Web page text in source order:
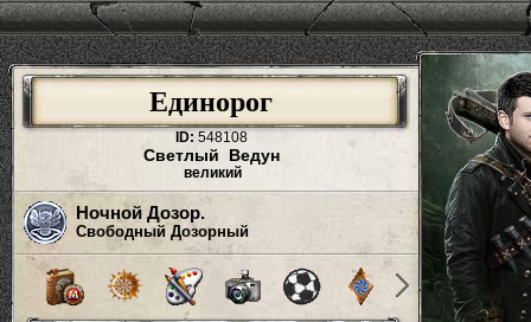
Единорог
ID: 548108
Светлый Ведун
великий
Ночной Дозор.
Свободный Дозорный